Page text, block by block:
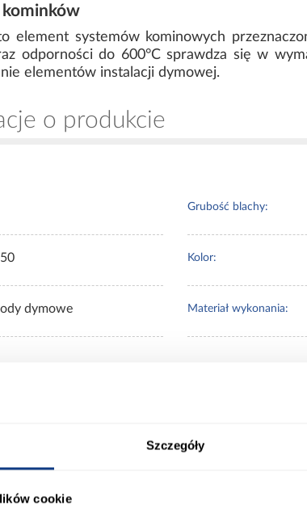
Szczegóły
cookie
element systemów kominowych
odporności do 600°C sprawdza się w
elementów instalacji dymowej.
o produkcie
dymowe
Grubość blachy:
Kolor:
Materiał wykonania: